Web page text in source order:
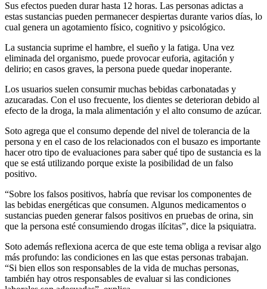
Sus efectos pueden durar hasta 12 horas. Las personas adictas a
estas sustancias pueden permanecer despiertas durante varios días, lo
cual genera un agotamiento físico, cognitivo y psicológico.
La sustancia suprime el hambre, el sueño y la fatiga. Una vez
eliminada del organismo, puede provocar euforia, agitación y
delirio; en casos graves, la persona puede quedar inoperante.
Los usuarios suelen consumir muchas bebidas carbonatadas y
azucaradas. Con el uso frecuente, los dientes se deterioran debido al
efecto de la droga, la mala alimentación y el alto consumo de azúcar.
Soto agrega que el consumo depende del nivel de tolerancia de la
persona y en el caso de los relacionados con el busazo es importante
hacer otro tipo de evaluaciones para saber qué tipo de sustancia es la
que se está utilizando porque existe la posibilidad de un falso
positivo.
“Sobre los falsos positivos, habría que revisar los componentes de
las bebidas energéticas que consumen. Algunos medicamentos o
sustancias pueden generar falsos positivos en pruebas de orina, sin
que la persona esté consumiendo drogas ilícitas”, dice la psiquiatra.
Soto además reflexiona acerca de que este tema obliga a revisar algo
más profundo: las condiciones en las que estas personas trabajan.
“Si bien ellos son responsables de la vida de muchas personas,
también hay otros responsables de evaluar si las condiciones